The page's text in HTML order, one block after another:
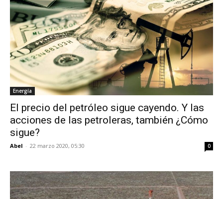
Energía
El precio del petróleo sigue cayendo. Y las
acciones de las petroleras, también ¿Cómo
sigue?
Abel - 22 marzo 2020, 05:30 0